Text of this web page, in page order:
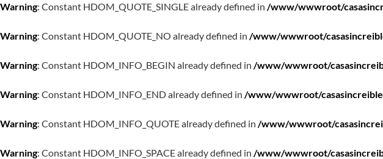
Warning: Constant HDOM_QUOTE_SINGLE already defined in /www/wwwroot/
Warning: Constant HDOM_QUOTE_NO already defined in /www/wwwroot/
Warning: Constant HDOM_INFO_BEGIN already defined in /www/wwwroot/
Warning: Constant HDOM_INFO_END already defined in /www/wwwroot/
Warning: Constant HDOM_INFO_QUOTE already defined in /www/wwwroot/
Warning: Constant HDOM_INFO_SPACE already defined in /www/wwwroot/